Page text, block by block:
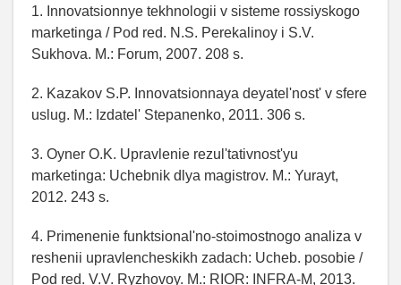
1. Innovatsionnye tekhnologii v sisteme rossiyskogo
marketinga / Pod red. N.S. Perekalinoy i S.V.
Sukhova. M.: Forum, 2007. 208 s.
2. Kazakov S.P. Innovatsionnaya deyatel'nost' v sfere
uslug. M.: Izdatel' Stepanenko, 2011. 306 s.
3. Oyner O.K. Upravlenie rezul'tativnost'yu
marketinga: Uchebnik dlya magistrov. M.: Yurayt,
2012. 243 s.
4. Primenenie funktsional'no-stoimostnogo analiza v
reshenii upravlencheskikh zadach: Ucheb. posobie /
Pod red. V.V. Ryzhovoy. M.: RIOR: INFRA-M, 2013.